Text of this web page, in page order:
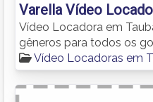
Varella Vídeo
Vídeo Locadora em
gêneros para todos os
Vídeo Locadoras em